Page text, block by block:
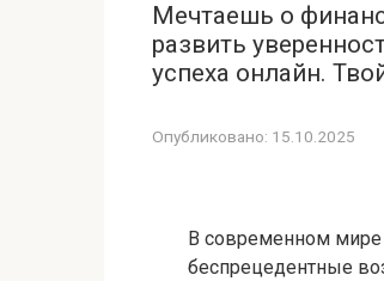
Мечтаешь о
развить
успеха онлайн.
Опубликовано: 15.10.2025
В современном мире
беспрецедентные